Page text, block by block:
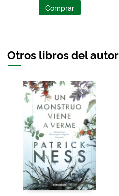
Comprar
Otros libros del autor